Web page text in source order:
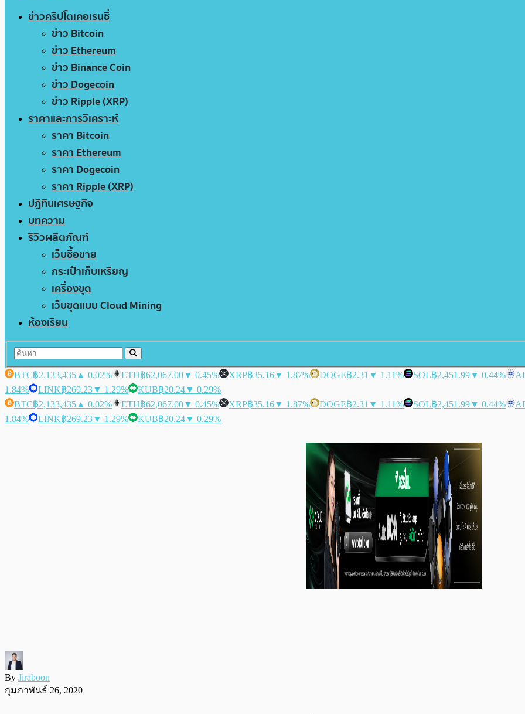
ข่าวคริปโตเคอเรนซี่
ข่าว Bitcoin
ข่าว Ethereum
ข่าว Binance Coin
ข่าว Dogecoin
ข่าว Ripple (XRP)
ราคาและการวิเคราะห์
ราคา Bitcoin
ราคา Ethereum
ราคา Dogecoin
ราคา Ripple (XRP)
ปฏิทินเศรษฐกิจ
บทความ
รีวิวผลิตภัณฑ์
เว็บซื้อขาย
กระเป๋าเก็บเหรียญ
เครื่องขุด
เว็บขุดแบบ Cloud Mining
ห้องเรียน
BTC฿2,133,435 ▲ 0.02% ETH฿62,067.00▼ 0.45% XRP฿35.16▼ 1.87% DOGE฿2.31 ▼ 1.11% SOL฿2,451.99▼ 0.44%
1.84%
LINK฿269.23▼ 1.29% KUB฿20.24▼ 0.29%
BTC฿2,133,435 ▲ 0.02% ETH฿62,067.00▼ 0.45% XRP฿35.16▼ 1.87% DOGE฿2.31 ▼ 1.11% SOL฿2,451.99▼ 0.44%
1.84%
LINK฿269.23▼ 1.29% KUB฿20.24▼ 0.29%
By Jiraboon
กุมภาพันธ์ 26, 2020